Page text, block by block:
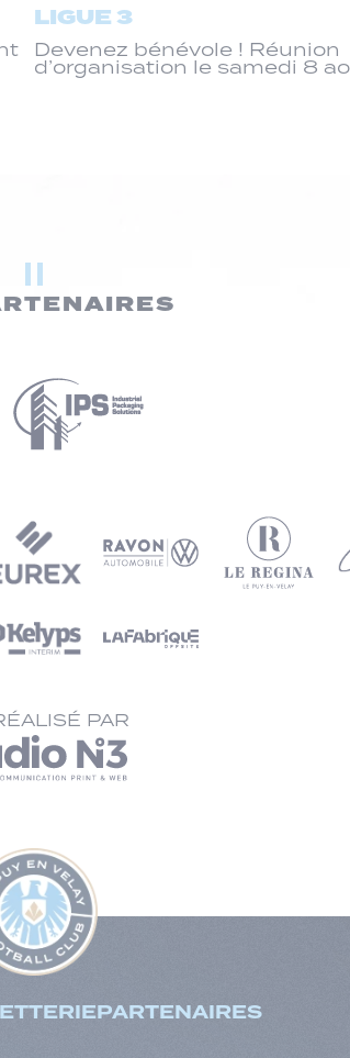
LIGUE 3
Devenez bénévole ! Réunion
d’organisation le samedi 8
PAR
PARTENAIRES